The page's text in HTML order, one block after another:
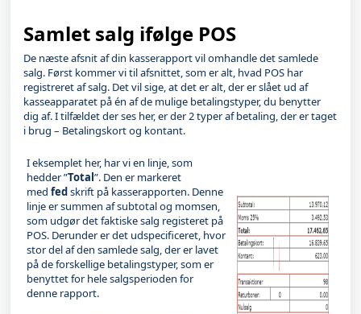
Samlet salg ifølge POS
De næste afsnit af din kasserapport vil omhandle det samlede
salg. Først kommer vi til afsnittet, som er alt, hvad POS har
registreret af salg. Det vil sige, at det er alt, der er slået ud af
kasseapparatet på én af de mulige betalingstyper, du benytter
dig af. I tilfældet der ses her, er der 2 typer af betaling, der er taget
i brug – Betalingskort og kontant.
I eksemplet her, har vi en linje, som
hedder ”Total”. Den er markeret
med fedskrift på kasserapporten. Denne
linje er summen af subtotal og momsen,
som udgør det faktiske salg registeret på
POS. Derunder er det udspecificeret, hvor
stor del af den samlede salg, der er lavet
på de forskellige betalingstyper, som er
benyttet for hele salgsperioden for
denne rapport.